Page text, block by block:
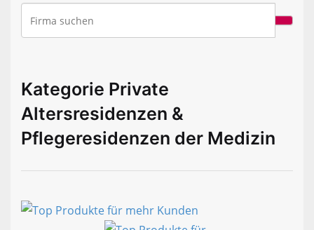
Kategorie Private
Altersresidenzen &
Pflegeresidenzen der Medizin